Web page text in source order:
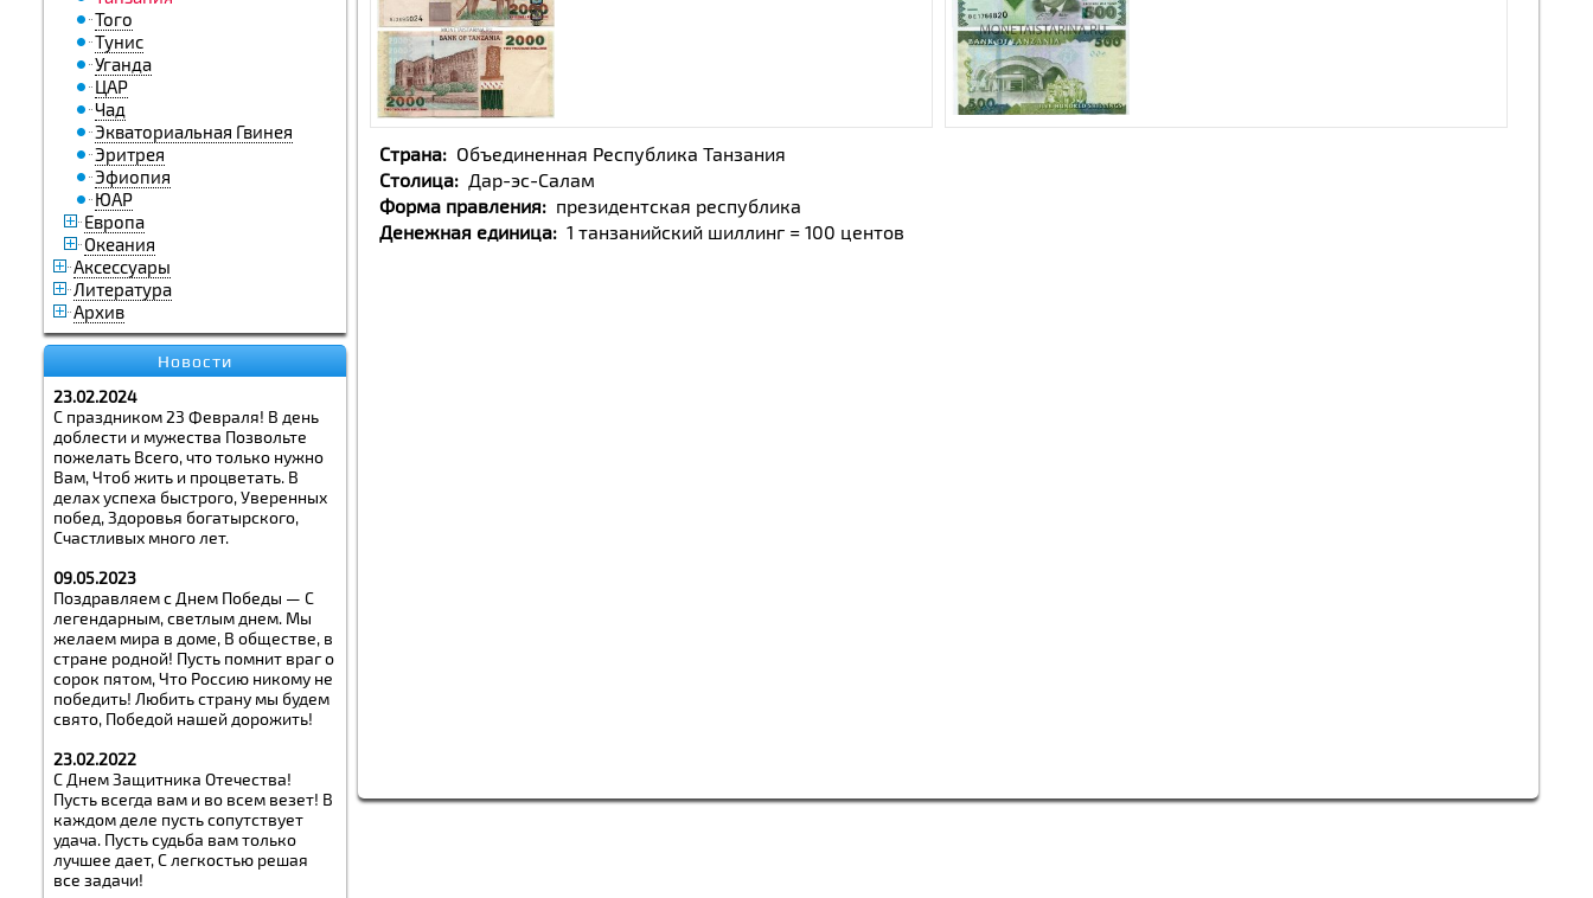
Того
Тунис
Уганда
ЦАР
Чад
Экваториальная Гвинея
Эритрея
Эфиопия
ЮАР
Европа
Океания
Аксессуары
Литература
Архив
Новости
23.02.2024
С праздником 23 Февраля! В день
доблести и мужества Позвольте
пожелать Всего, что только нужно
Вам, Чтоб жить и процветать. В
делах успеха быстрого, Уверенных
побед, Здоровья богатырского,
Счастливых много лет.
09.05.2023
Поздравляем с Днем Победы — С
легендарным, светлым днем. Мы
желаем мира в доме, В обществе, в
стране родной! Пусть помнит враг о
сорок пятом, Что Россию никому не
победить! Любить страну мы будем
свято, Победой нашей дорожить!
23.02.2022
С Днем Защитника Отечества!
Пусть всегда вам и во всем везет! В
каждом деле пусть сопутствует
удача. Пусть судьба вам только
лучшее дает, С легкостью решая
все задачи!
Cтрана: Объединенная Республика Танзания
Столица: Дар-эс-Салам
Форма правления: президентская республика
Денежная единица: 1 танзанийский шиллинг = 100 центов